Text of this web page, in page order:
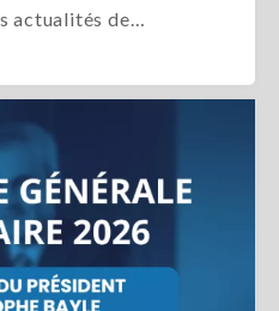
actualités de…